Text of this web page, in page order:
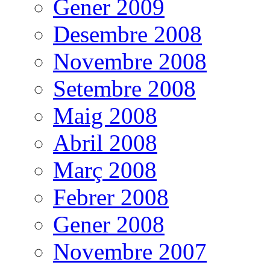
Gener 2009
Desembre 2008
Novembre 2008
Setembre 2008
Maig 2008
Abril 2008
Març 2008
Febrer 2008
Gener 2008
Novembre 2007